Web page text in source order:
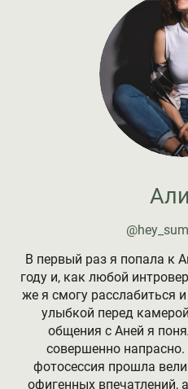
В первый раз я попала к
году и, как любой
же я смогу расслабиться
улыбкой перед
общения с Аней я
совершенно
фотосессия прошла
офигенных впечатлений,